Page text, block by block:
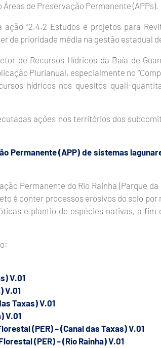
de Preservação Permanente (APPs).
ação “2.4.2 Estudos e projetos para
de prioridade média na gestão estadual
de Recursos Hídricos da Baía de
Plurianual, especialmente no
hídricos nos quesitos quali-
ações nos territórios dos
Permanente (APP) de sistemas
Permanente do Rio Rainha (Parque da
é conter processos erosivos do solo por
e plantio de espécies nativas, a fim
V.01
V.01
Taxas) V.01
V.01
(PER) – (Canal das Taxas) V.01
(PER) – (Rio Rainha) V.01